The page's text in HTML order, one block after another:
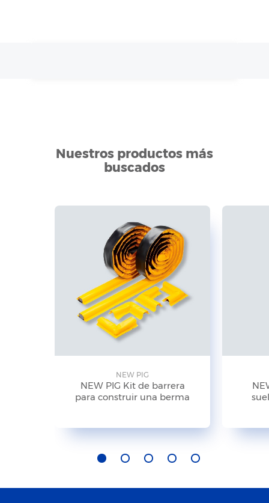
Nuestros productos más
buscados
NEW PIG
NEW PIG Kit de barrera
para construir una berma